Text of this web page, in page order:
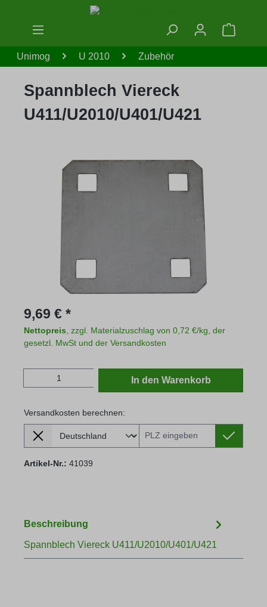
Zum Hauptinhalt springen
Unimog U 2010 Zubehör
Spannblech Viereck
U411/U2010/U401/U421
Bildergalerie überspringen
Regulärer Preis:
9,69 € *
Nettopreis , zzgl. Materialzuschlag von 0,72 €/kg, der
gesetzl. MwSt und der Versandkosten
Produkt Anzahl: Gib den gewünschten
In den Warenkorb
Versandkosten berechnen:
Lieferland
Versandkosten berechnen:
Artikel-Nr.: 41039
Beschreibung
Spannblech Viereck U411/U2010/U401/U421